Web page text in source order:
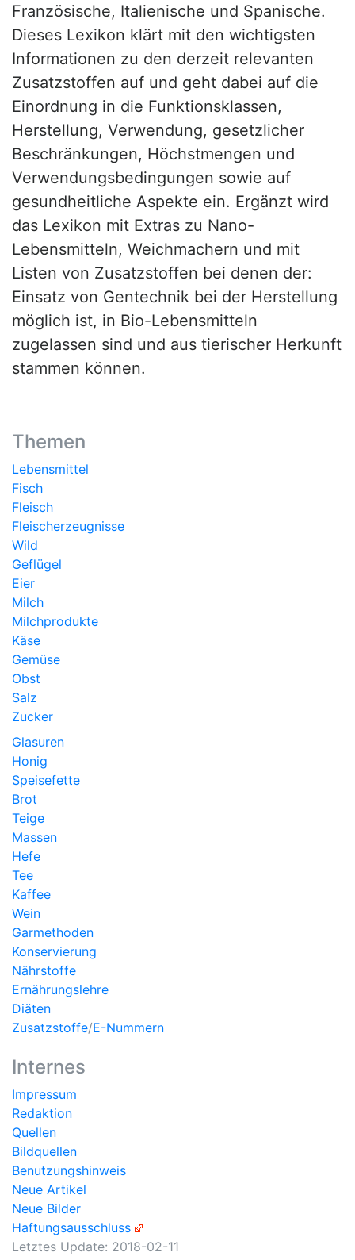
Französische, Italienische und Spanische.
Dieses Lexikon klärt mit den wichtigsten
Informationen zu den derzeit relevanten
Zusatzstoffen auf und geht dabei auf die
Einordnung in die Funktionsklassen,
Herstellung, Verwendung, gesetzlicher
Beschränkungen, Höchstmengen und
Verwendungsbedingungen sowie auf
gesundheitliche Aspekte ein. Ergänzt wird
das Lexikon mit Extras zu Nano-
Lebensmitteln, Weichmachern und mit
Listen von Zusatzstoffen bei denen der:
Einsatz von Gentechnik bei der Herstellung
möglich ist, in Bio-Lebensmitteln
zugelassen sind und aus tierischer Herkunft
stammen können.
Themen
Lebensmittel
Fisch
Fleisch
Fleischerzeugnisse
Wild
Geflügel
Eier
Milch
Milchprodukte
Käse
Gemüse
Obst
Salz
Zucker
Glasuren
Honig
Speisefette
Brot
Teige
Massen
Hefe
Tee
Kaffee
Wein
Garmethoden
Konservierung
Nährstoffe
Ernährungslehre
Diäten
Zusatzstoffe/E-Nummern
Internes
Impressum
Redaktion
Quellen
Bildquellen
Benutzungshinweis
Neue Artikel
Neue Bilder
Haftungsausschluss
Letztes Update: 2018-02-11